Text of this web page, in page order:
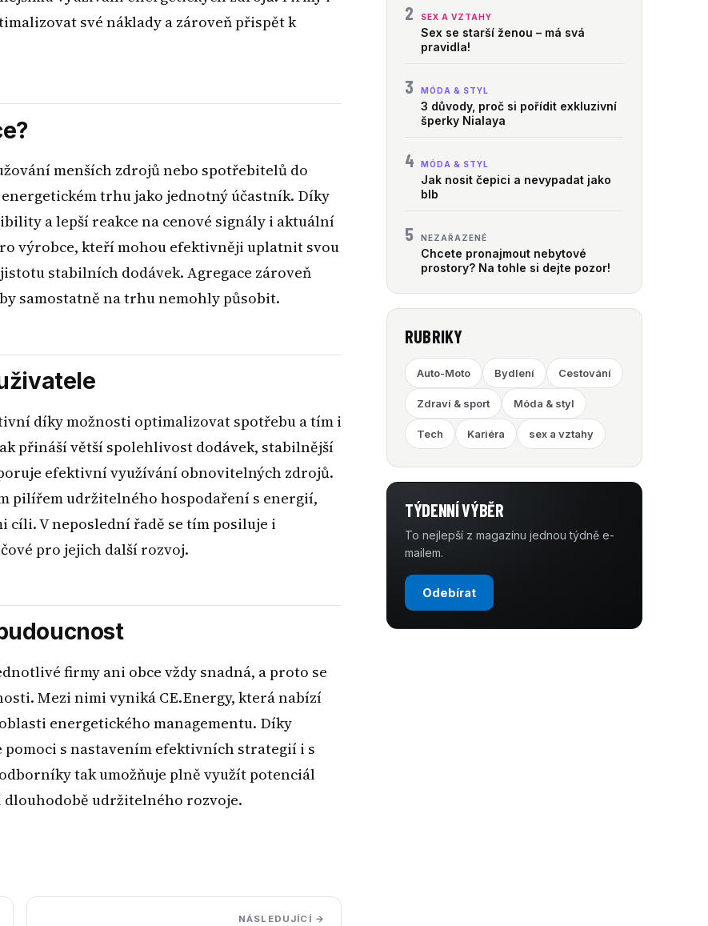
své náklady a zároveň přispět k
menších zdrojů nebo spotřebitelů do
trhu jako jednotný účastník. Díky
a lepší reakce na cenové signály i aktuální
výrobce, kteří mohou efektivněji uplatnit svou
stabilních dodávek. Agregace zároveň
samostatně na trhu nemohly působit.
díky možnosti optimalizovat spotřebu a tím i
přináší větší spolehlivost dodávek, stabilnější
efektivní využívání obnovitelných zdrojů.
pilířem udržitelného hospodaření s energií,
cíli. V neposlední řadě se tím posiluje i
pro jejich další rozvoj.
firmy ani obce vždy snadná, a proto se
Mezi nimi vyniká CE.Energy, která nabízí
energetického managementu. Díky
pomoci s nastavením efektivních strategií i s
tak umožňuje plně využít potenciál
dlouhodobě udržitelného rozvoje.
NÁSLEDUJÍCÍ →
2 SEX A VZTAHY
Sex se starší ženou – má svá
pravidla!
3 MÓDA & STYL
3 důvody, proč si pořídit exkluzivní
šperky Nialaya
4 MÓDA & STYL
Jak nosit čepici a nevypadat jako
blb
5 NEZAŘAZENÉ
Chcete pronajmout nebytové
prostory? Na tohle si dejte pozor!
RUBRIKY
Auto-Moto Bydlení Cestování
Zdraví & sport Móda & styl
Tech Kariéra sex a vztahy
TÝDENNÍ VÝBĚR
To nejlepší z magazínu jednou týdně e-
mailem.
Odebírat